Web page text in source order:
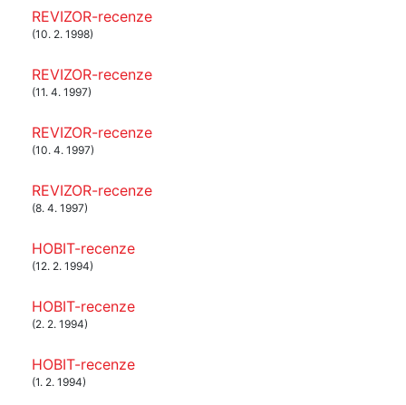
REVIZOR-recenze
(10. 2. 1998)
REVIZOR-recenze
(11. 4. 1997)
REVIZOR-recenze
(10. 4. 1997)
REVIZOR-recenze
(8. 4. 1997)
HOBIT-recenze
(12. 2. 1994)
HOBIT-recenze
(2. 2. 1994)
HOBIT-recenze
(1. 2. 1994)